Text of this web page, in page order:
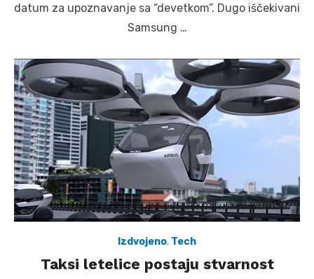
datum za upoznavanje sa “devetkom”. Dugo iščekivani
Samsung …
Izdvojeno, Tech
Taksi letelice postaju stvarnost